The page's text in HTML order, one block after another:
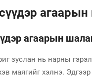
агаарын
агаарын
зуслан нь нарны
маягийг хэлнэ.